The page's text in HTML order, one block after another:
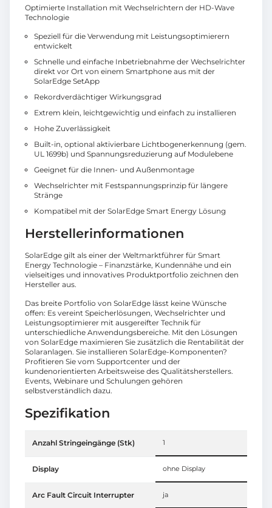
Optimierte Installation mit Wechselrichtern der HD-Wave
Technologie
Speziell für die Verwendung mit Leistungsoptimierern
entwickelt
Schnelle und einfache Inbetriebnahme der Wechselrichter
direkt vor Ort von einem Smartphone aus mit der
SolarEdge SetApp
Rekordverdächtiger Wirkungsgrad
Extrem klein, leichtgewichtig und einfach zu installieren
Hohe Zuverlässigkeit
Built-in, optional aktivierbare Lichtbogenerkennung (gem.
UL 1699b) und Spannungsreduzierung auf Modulebene
Geeignet für die Innen- und Außenmontage
Wechselrichter mit Festspannungsprinzip für längere
Stränge
Kompatibel mit der SolarEdge Smart Energy Lösung
Herstellerinformationen
SolarEdge gilt als einer der Weltmarktführer für Smart
Energy Technologie – Finanzstärke, Kundennähe und ein
vielseitiges und innovatives Produktportfolio zeichnen den
Hersteller aus.
Das breite Portfolio von SolarEdge lässt keine Wünsche
offen: Es vereint Speicherlösungen, Wechselrichter und
Leistungsoptimierer mit ausgereifter Technik für
unterschiedliche Anwendungsbereiche. Mit den Lösungen
von SolarEdge maximieren Sie zusätzlich die Rentabilität der
Solaranlagen. Sie installieren SolarEdge-Komponenten?
Profitieren Sie vom Supportcenter und der
kundenorientierten Arbeitsweise des Qualitätsherstellers.
Events, Webinare und Schulungen gehören
selbstverständlich dazu.
Spezifikation
Anzahl Stringeingänge (Stk) 1
Display ohne Display
Arc Fault Circuit Interrupter ja